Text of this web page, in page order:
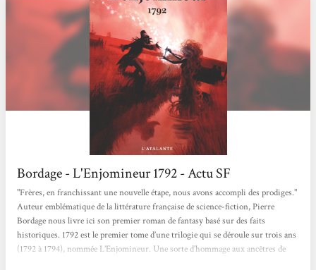
Bordage - L'Enjomineur 1792 - Actu SF
"Frères, en franchissant une nouvelle étape, nous avons accompli des prodiges."
Auteur emblématique de la littérature française de science-fiction, Pierre
Bordage nous livre ici son premier roman de fantasy basé sur des faits
historiques. 1792 est le premier tome d’une trilogie qui se déroule sur trois ans
(1792 à 1794), nommée L’Enjomineur. Une sorte d’hommage aux ancêtres de